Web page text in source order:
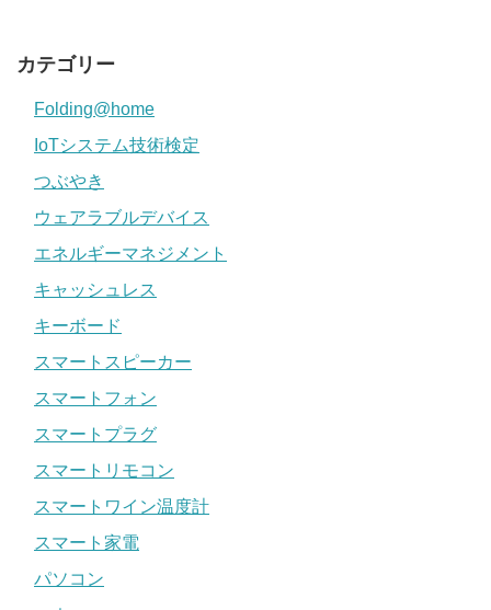
カテゴリー
Folding@home
IoTシステム技術検定
つぶやき
ウェアラブルデバイス
エネルギーマネジメント
キャッシュレス
キーボード
スマートスピーカー
スマートフォン
スマートプラグ
スマートリモコン
スマートワイン温度計
スマート家電
パソコン